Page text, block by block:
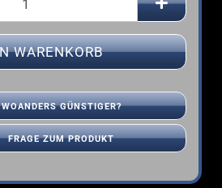
WOANDERS GÜNSTIGER?
FRAGE ZUM PRODUKT